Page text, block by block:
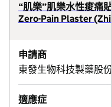
“肌樂”肌樂水性痠痛
Zero-Pain Plaster
申請商
東發生物科技製藥股
適應症